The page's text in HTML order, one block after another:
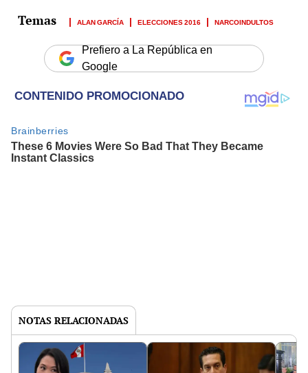
ALAN GARCÍA ELECCIONES 2016 NARCOINDULTOS
Prefiero a La República en
Google
NOTAS RELACIONADAS